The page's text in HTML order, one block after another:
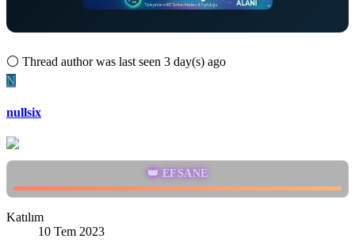
⚪ Thread author was last seen 3 day(s) ago
N
nullsix
👑 EFSANE
Katılım
10 Tem 2023